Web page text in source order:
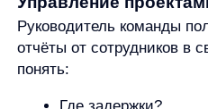
Критика — «слишком
курса»
Предложения:
«сделать модули короче»
Это помогает быстро